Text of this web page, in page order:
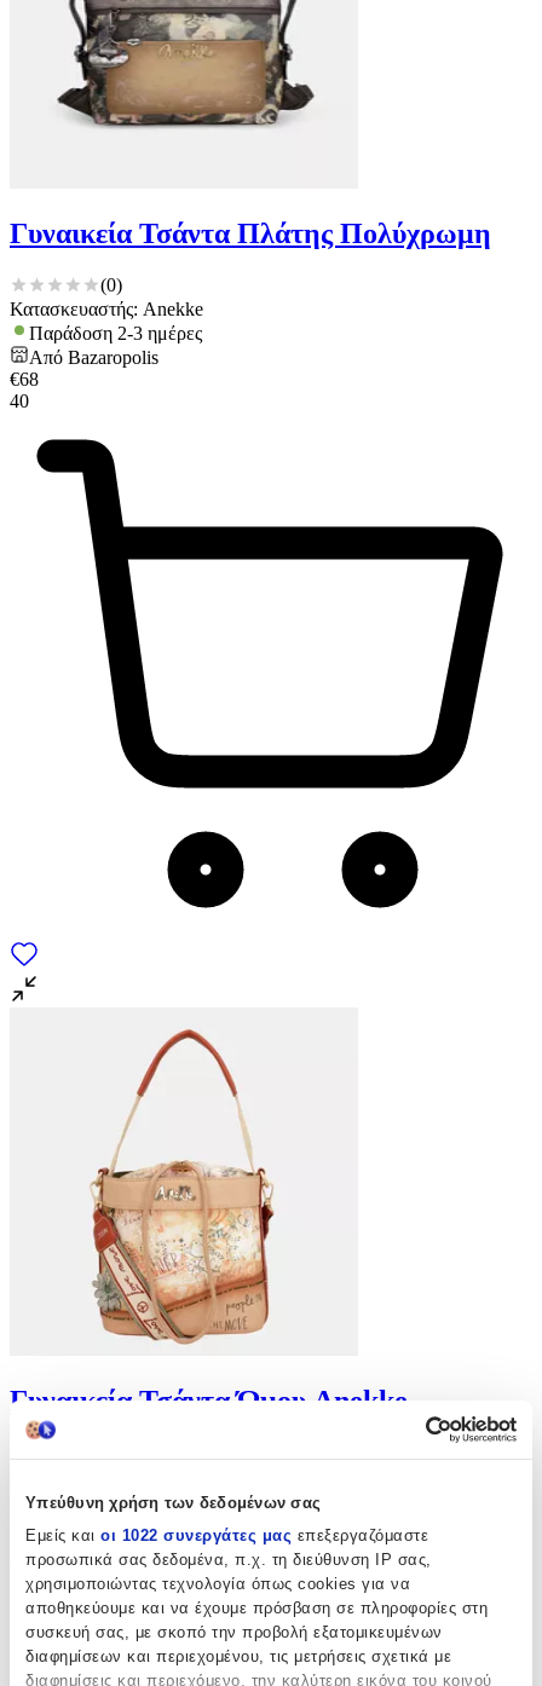
Υπεύθυνη χρήση των δεδομένων σας
Εμείς και οι 1022 συνεργάτες μας επεξεργαζόμαστε
προσωπικά σας δεδομένα, π.χ. τη διεύθυνση IP σας,
χρησιμοποιώντας τεχνολογία όπως cookies για να
αποθηκεύουμε και να έχουμε πρόσβαση σε πληροφορίες στη
συσκευή σας, με σκοπό την προβολή εξατομικευμένων
διαφημίσεων και περιεχομένου, τις μετρήσεις σχετικά με
διαφημίσεις και περιεχόμενο, την καλύτερη εικόνα του κοινού
Γυναικεία Τσάντα Πλάτης Πολύχρωμη
(0)
Κατασκευαστής: Anekke
Παράδοση 2-3 ημέρες
Από Bazaropolis
€68
40
Γυναικεία Τσάντα Ώμου Anekke
Άμεσα διαθέσιμο
Από
Odd Accessories
58
07